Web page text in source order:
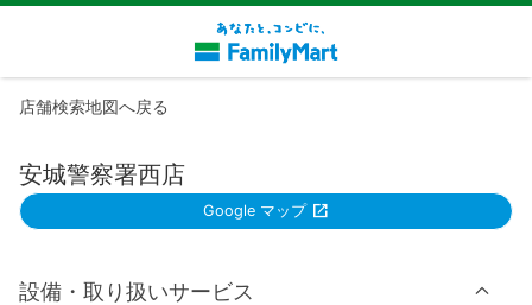
店舗検索地図へ戻る
安城警察署西店
Google マップ
設備・取り扱いサービス